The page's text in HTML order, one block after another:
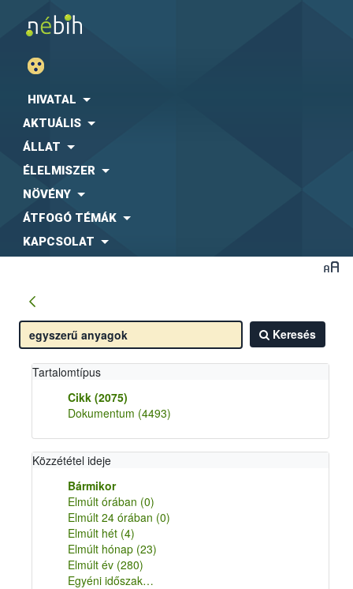
HIVATAL
AKTUÁLIS
ÁLLAT
ÉLELMISZER
NÖVÉNY
ÁTFOGÓ TÉMÁK
KAPCSOLAT
Keresés
Tartalomtípus
Cikk (2075)
Dokumentum (4493)
Közzététel ideje
Bármikor
Elmúlt órában (0)
Elmúlt 24 órában (0)
Elmúlt hét (4)
Elmúlt hónap (23)
Elmúlt év (280)
Egyéni időszak…